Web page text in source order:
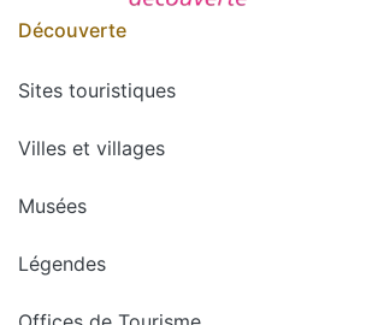
Découverte
Sites touristiques
Villes et villages
Musées
Légendes